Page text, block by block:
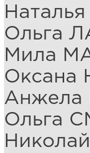
Ольга
Мила
Ольга